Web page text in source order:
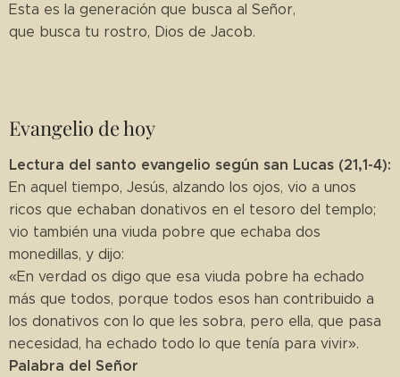
Esta es la generación que busca al Señor,
que busca tu rostro, Dios de Jacob.
Evangelio de hoy
Lectura del santo evangelio según san Lucas (21,1-4):
En aquel tiempo, Jesús, alzando los ojos, vio a unos
ricos que echaban donativos en el tesoro del templo;
vio también una viuda pobre que echaba dos
monedillas, y dijo:
«En verdad os digo que esa viuda pobre ha echado
más que todos, porque todos esos han contribuido a
los donativos con lo que les sobra, pero ella, que pasa
necesidad, ha echado todo lo que tenía para vivir».
Palabra del Señor